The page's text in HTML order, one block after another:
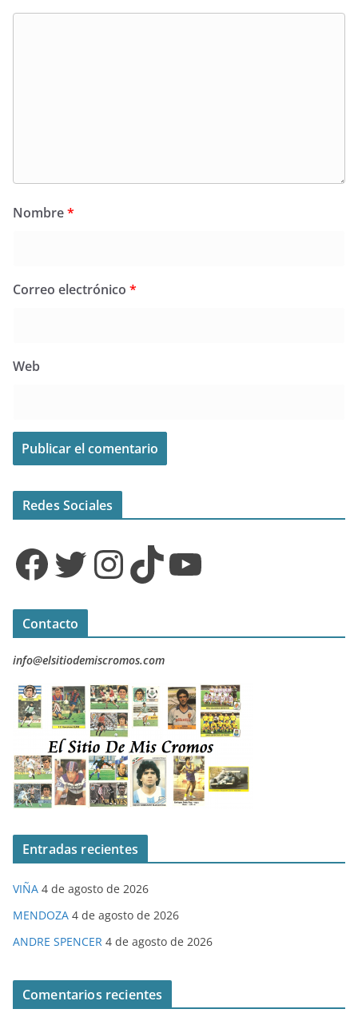
Nombre*
Correo electrónico *
Web
Redes Sociales
Facebook Twitter InstagramTikTok YouTube
Contacto
info@elsitiodemiscromos.com
Entradas recientes
VIÑA 4 de agosto de 2026
MENDOZA 4 de agosto de 2026
ANDRE SPENCER 4 de agosto de 2026
Comentarios recientes